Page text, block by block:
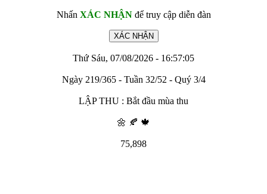
Nhấn XÁC NHẬNđể truy cập diễn đàn
Thứ Sáu, 07/08/2026 - 16:57:05
Ngày 219/365 - Tuần 32/52 - Quý 3/4
LẬP THU : Bắt đầu mùa thu
🌼 🍂 🍁
75,898